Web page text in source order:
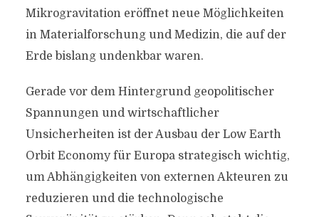
Mikrogravitation eröffnet neue Möglichkeiten
in Materialforschung und Medizin, die auf der
Erde bislang undenkbar waren.
Gerade vor dem Hintergrund geopolitischer
Spannungen und wirtschaftlicher
Unsicherheiten ist der Ausbau der Low Earth
Orbit Economy für Europa strategisch wichtig,
um Abhängigkeiten von externen Akteuren zu
reduzieren und die technologische